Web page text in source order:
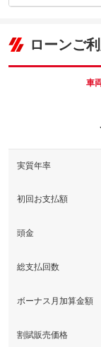
車両本体価
パック内容
車両本体価
346.5
ローンご
車
実質年率
初回お支払額
頭金
総支払回数
ボーナス月加算金額
割賦販売価格